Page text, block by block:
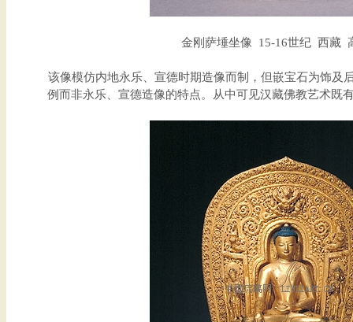
金刚萨埵坐像 15-16世纪 西藏
该像模仿内地永乐、宣德时期造像而制，但嵌宝石为饰及
例而非永乐、宣德造像的特点。从中可见汉藏佛教艺术既